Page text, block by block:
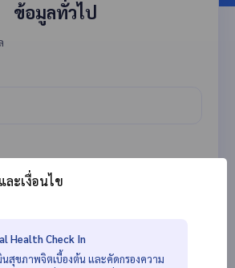
ะเงื่อนไข
Health Check In
นสุขภาพจิตเบื้องต้น และคัดกรองความ
ข้อมูลทั่วไป